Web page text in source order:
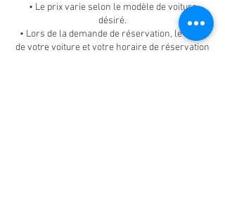
• Le prix varie selon le modèle de voiture
désiré.
• Lors de la demande de réservation, le choix
de votre voiture et votre horaire de réservation